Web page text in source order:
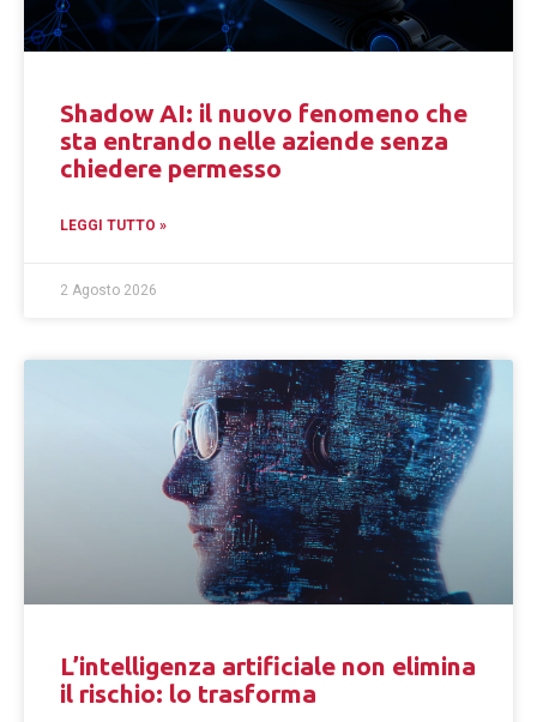
Shadow AI: il nuovo fenomeno che
sta entrando nelle aziende senza
chiedere permesso
LEGGI TUTTO »
2 Agosto 2026
L’intelligenza artificiale non elimina
il rischio: lo trasforma